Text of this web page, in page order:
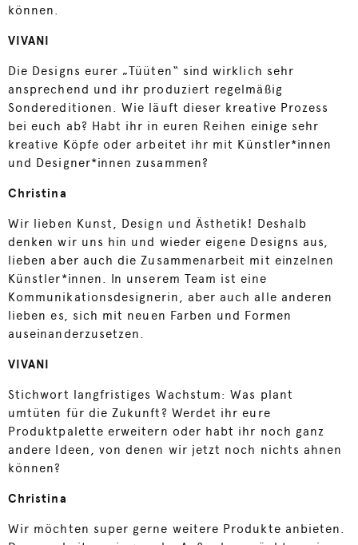
können.
VIVANI
Die Designs eurer „Tüüten“ sind wirklich sehr
ansprechend und ihr produziert regelmäßig
Sondereditionen. Wie läuft dieser kreative Prozess
bei euch ab? Habt ihr in euren Reihen einige sehr
kreative Köpfe oder arbeitet ihr mit Künstler*innen
und Designer*innen zusammen?
Christina
Wir lieben Kunst, Design und Ästhetik! Deshalb
denken wir uns hin und wieder eigene Designs aus,
lieben aber auch die Zusammenarbeit mit einzelnen
Künstler*innen. In unserem Team ist eine
Kommunikationsdesignerin, aber auch alle anderen
lieben es, sich mit neuen Farben und Formen
auseinanderzusetzen.
VIVANI
Stichwort langfristiges Wachstum: Was plant
umtüten für die Zukunft? Werdet ihr eure
Produktpalette erweitern oder habt ihr noch ganz
andere Ideen, von denen wir jetzt noch nichts ahnen
können?
Christina
Wir möchten super gerne weitere Produkte anbieten.